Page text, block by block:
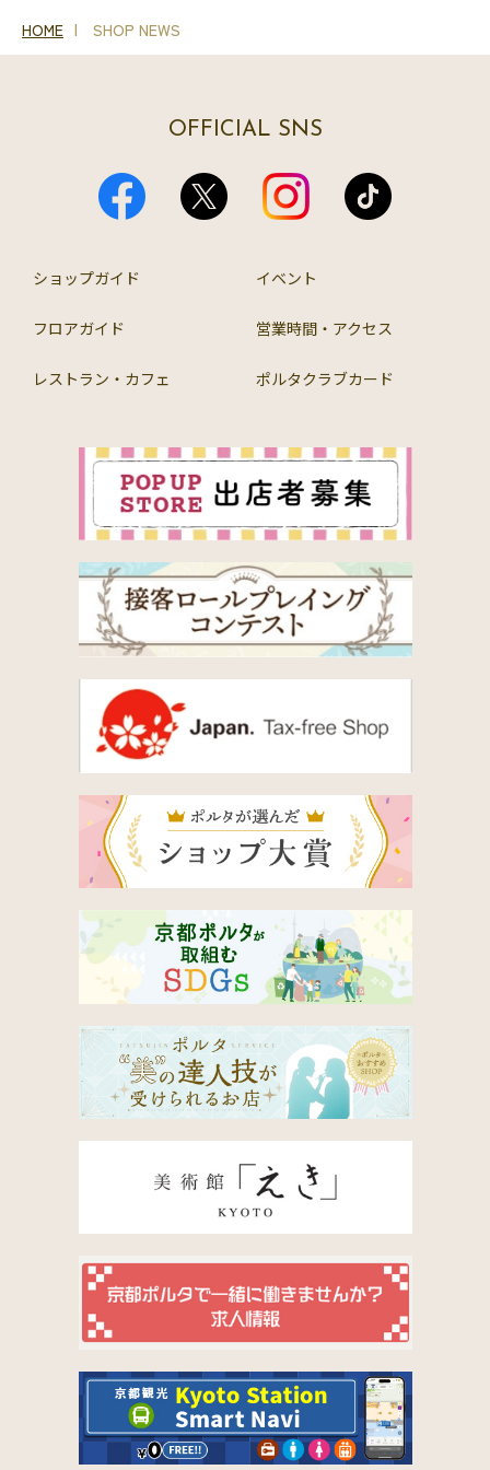
HOME SHOP NEWS
OFFICIAL SNS
ショップガイド イベント
フロアガイド 営業時間・アクセス
レストラン・カフェ ポルタクラブカード